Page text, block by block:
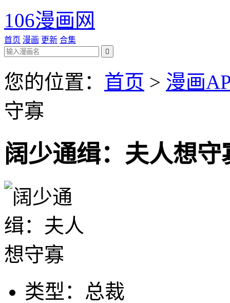
106漫画网
首页 漫画 更新 合集

您的位置： 首页 > 漫画
守寡
阔少通缉：夫人想守
类型：总裁